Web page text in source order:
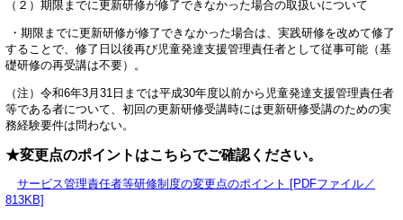
（２）期限までに更新研修が修了できなかった場合の取扱いについて
・期限までに更新研修が修了できなかった場合は、実践研修を改めて修了
することで、修了日以後再び児童発達支援管理責任者として従事可能（基
礎研修の再受講は不要）。
（注）令和6年3月31日までは平成30年度以前から児童発達支援管理責任者
等である者について、初回の更新研修受講時には更新研修受講のための実
務経験要件は問わない。
★変更点のポイントはこちらでご確認ください。
サービス管理責任者等研修制度の変更点のポイント [PDFファイル／
813KB]